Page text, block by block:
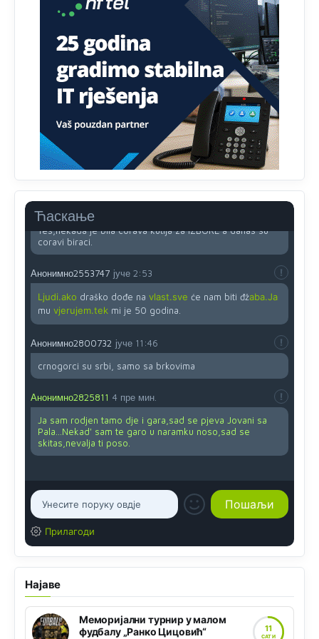
Ћаскање
koristi internet, niti ima pristup računarima
Анонимно2818605 јуче 11:45
Uvođenje pravila da se umjesto dosadašnjeg znaka "X"
(krstića) kružić ispred kandidata mora u potpunosti
obojiti (popuniti) uvedeno je isključivo zbog tehničkih
zahtjeva optičkih skenera.
Анонимно2818605 јуче 11:45
Ovo pravilo jeste unijelo opravdan strah, posebno kada
su u pitanju starije osobe, osobe sa slabijim vidom ili
Yes,nekada je bila corava kutija za IZBORE a danas su
coravi biraci.
Анонимно2553747 јуче 2:53
Ljudi.ako draško dođe na vlast.sve će nam biti đžaba.Ja
mu vjerujem.tek mi je 50 godina.
Анонимно2800732 јуче 11:46
crnogorci su srbi, samo sa brkovima
Анонимно2825811 4 пре мин.
Ja sam rodjen tamo dje i gara,sad se pjeva Jovani sa
Pala...Nekad' sam te garo u naramku noso,sad se
skitas,nevalja ti poso.
Прилагоди
Најаве
Меморијални турнир у малом
фудбалу „Ранко Цицовић“
11
САТИ